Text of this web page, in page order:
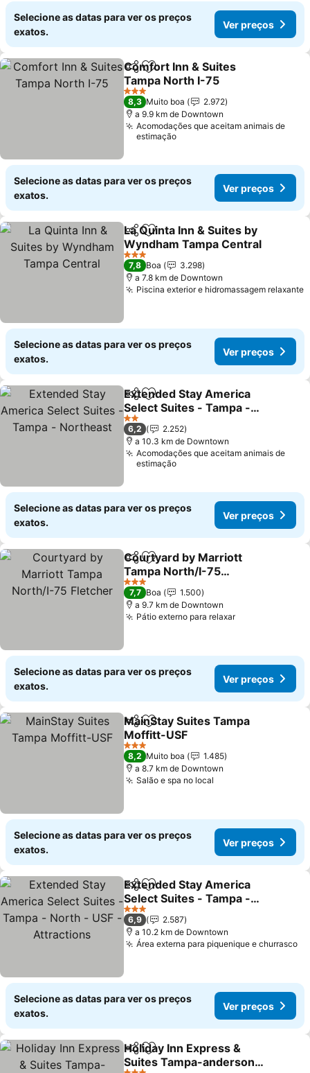
Selecione as datas para ver os preços
exatos.
Ver preços
PartilharAdicionar aos favoritos
Comfort Inn & Suites
Tampa North I-75
3 Estrelas
8,3 Muito boa
2.972
a 9.9 km de Downtown
Acomodações que aceitam animais de
estimação
Selecione as datas para ver os preços
exatos.
Ver preços
PartilharAdicionar aos favoritos
La Quinta Inn & Suites by
Wyndham Tampa Central
3 Estrelas
7,8 Boa
3.298
a 7.8 km de Downtown
Piscina exterior e hidromassagem relaxante
Selecione as datas para ver os preços
exatos.
Ver preços
PartilharAdicionar aos favoritos
Extended Stay America
Select Suites - Tampa -
Northeast
2 Estrelas
6,2
2.252
a 10.3 km de Downtown
Acomodações que aceitam animais de
estimação
Selecione as datas para ver os preços
exatos.
Ver preços
PartilharAdicionar aos favoritos
Courtyard by Marriott
Tampa North/I-75
Fletcher
3 Estrelas
7,7 Boa
1.500
a 9.7 km de Downtown
Pátio externo para relaxar
Selecione as datas para ver os preços
exatos.
Ver preços
PartilharAdicionar aos favoritos
MainStay Suites Tampa
Moffitt-USF
3 Estrelas
8,2 Muito boa
1.485
a 8.7 km de Downtown
Salão e spa no local
Selecione as datas para ver os preços
exatos.
Ver preços
PartilharAdicionar aos favoritos
Extended Stay America
Select Suites - Tampa -
North - USF - Attractions
3 Estrelas
6,9
2.587
a 10.2 km de Downtown
Área externa para piquenique e churrasco
Selecione as datas para ver os preços
exatos.
Ver preços
PartilharAdicionar aos favoritos
Holiday Inn Express &
Suites Tampa-anderson